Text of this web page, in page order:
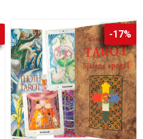
-17%